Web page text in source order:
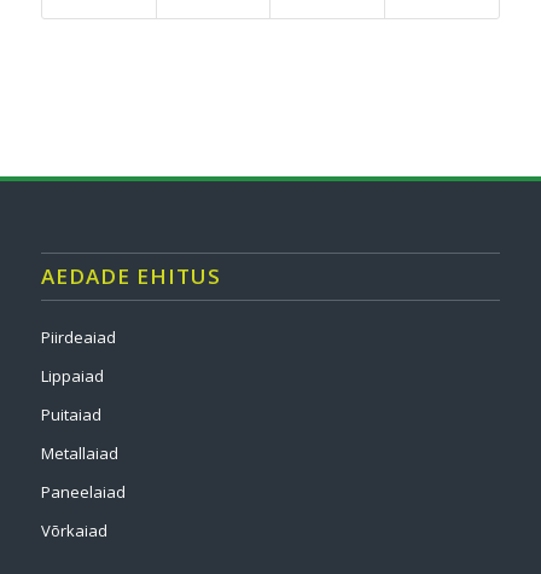
AEDADE EHITUS
Piirdeaiad
Lippaiad
Puitaiad
Metallaiad
Paneelaiad
Võrkaiad